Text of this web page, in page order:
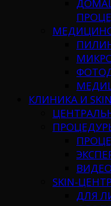
КЛИНИКА И
SKIN-ЦЕНТР
ДЛЯ